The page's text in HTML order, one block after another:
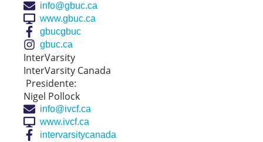
info@gbuc.ca
www.gbuc.ca
gbucgbuc
gbuc.ca
InterVarsity
InterVarsity Canada
Presidente:
Nigel Pollock
info@ivcf.ca
www.ivcf.ca
intervarsitycanada